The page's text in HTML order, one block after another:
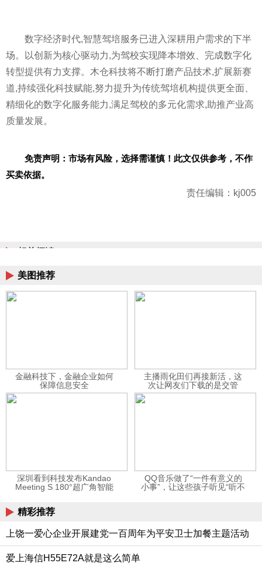
数字经济时代,智慧驾培服务已进入深耕用户需求的下半
场。以创新为核心驱动力,为驾校实现降本增效、完成数字化
转型提供有力支撑。木仓科技将不断打磨产品技术,扩展新赛
道,持续强化科技赋能,努力提升为传统驾培机构提供更全面、
精细化的数字化服务能力,满足驾校的多元化需求,助推产业高
质量发展。
免责声明：市场有风险，选择需谨慎！此文仅供参考，不作
买卖依据。
责任编辑：kj005
相关阅读
美图推荐
金融科技下，金融企业如何
保障信息安全
主播雨化田们再接新活，这
次让网友们下载的是交管
12123APP
深圳看到科技发布Kandao
Meeting S 180°超广角智能
QQ音乐做了“一件有意义的
小事”，让这些孩子听见“听不
精彩推荐
上饶一爱心企业开展建党一百周年为平安卫士加餐主题活动
爱上海信H55E72A就是这么简单